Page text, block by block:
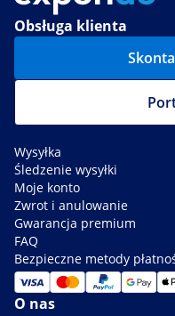
Obsługa klienta
Wysyłka
Śledzenie wysyłki
Moje konto
Zwrot i anulowanie
Gwarancja premium
FAQ
Bezpieczne metody
O nas